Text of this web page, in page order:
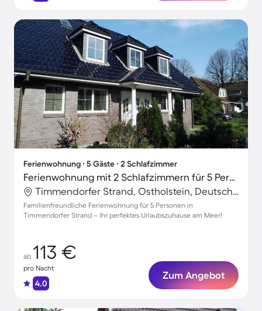
Ferienwohnung ∙ 5 Gäste ∙ 2 Schlafzimmer
Ferienwohnung mit 2 Schlafzimmern für 5 Personen
Timmendorfer Strand, Ostholstein, Deutschland
Familienfreundliche Ferienwohnung für 5 Personen in
Timmendorfer Strand – Ihr perfektes Urlaubszuhause am Meer!
ab 113 €
pro Nacht
4.0
Zum Angebot